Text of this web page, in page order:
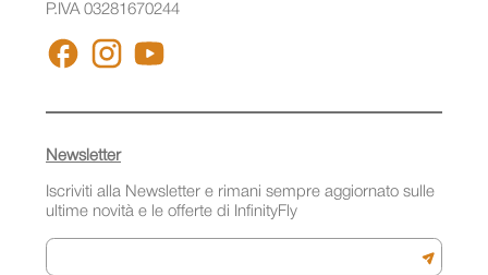
P.IVA 03281670244
FACEBOOKINSTAGRAM
Newsletter
Iscriviti alla Newsletter e rimani sempre aggiornato sulle
ultime novità e le offerte di InfinityFly
Email
Iscriviti